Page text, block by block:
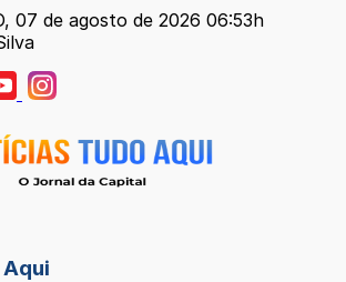
07 de agosto de 2026 06:53h